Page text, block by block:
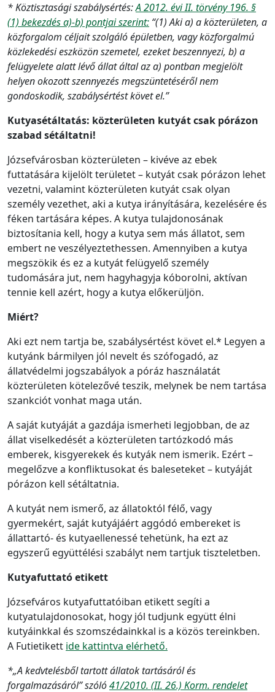
* Köztisztasági szabálysértés:A 2012. évi II. törvény 196. §
(1) bekezdés a)-b) pontjai szerint: “(1) Aki a) a közterületen, a
közforgalom céljait szolgáló épületben, vagy közforgalmú
közlekedési eszközön szemetel, ezeket beszennyezi, b) a
felügyelete alatt lévő állat által az a) pontban megjelölt
helyen okozott szennyezés megszüntetéséről nem
gondoskodik, szabálysértést követ el.”
Kutyasétáltatás: közterületen kutyát csak pórázon
szabad sétáltatni!
Józsefvárosban közterületen – kivéve az ebek
futtatására kijelölt területet – kutyát csak pórázon lehet
vezetni, valamint közterületen kutyát csak olyan
személy vezethet, aki a kutya irányítására, kezelésére és
féken tartására képes. A kutya tulajdonosának
biztosítania kell, hogy a kutya sem más állatot, sem
embert ne veszélyeztethessen. Amennyiben a kutya
megszökik és ez a kutyát felügyelő személy
tudomására jut, nem hagyhagyja kóborolni, aktívan
tennie kell azért, hogy a kutya előkerüljön.
Miért?
Aki ezt nem tartja be, szabálysértést követ el.* Legyen a
kutyánk bármilyen jól nevelt és szófogadó, az
állatvédelmi jogszabályok a póráz használatát
közterületen kötelezővé teszik, melynek be nem tartása
szankciót vonhat maga után.
A saját kutyáját a gazdája ismerheti legjobban, de az
állat viselkedését a közterületen tartózkodó más
emberek, kisgyerekek és kutyák nem ismerik. Ezért –
megelőzve a konfliktusokat és baleseteket – kutyáját
pórázon kell sétáltatnia.
A kutyát nem ismerő, az állatoktól félő, vagy
gyermekért, saját kutyájáért aggódó embereket is
állattartó- és kutyaellenessé tehetünk, ha ezt az
egyszerű együttélési szabályt nem tartjuk tiszteletben.
Kutyafuttató etikett
Józsefváros kutyafuttatóiban etikett segíti a
kutyatulajdonosokat, hogy jól tudjunk együtt élni
kutyáinkkal és szomszédainkkal is a közös tereinkben.
A Futietikett ide kattintva elérhető.
*„A kedvtelésből tartott állatok tartásáról és
forgalmazásáról” szóló41/2010. (II. 26.) Korm. rendelet